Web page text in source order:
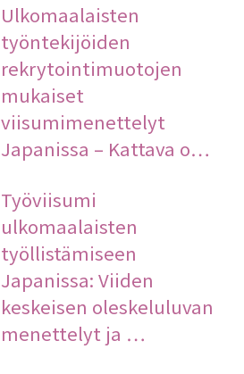
Ulkomaalaisten
työntekijöiden
rekrytointimuotojen
mukaiset
viisumimenettelyt
Japanissa – Kattava o…
Työviisumi
ulkomaalaisten
työllistämiseen
Japanissa: Viiden
keskeisen oleskeluluvan
menettelyt ja …